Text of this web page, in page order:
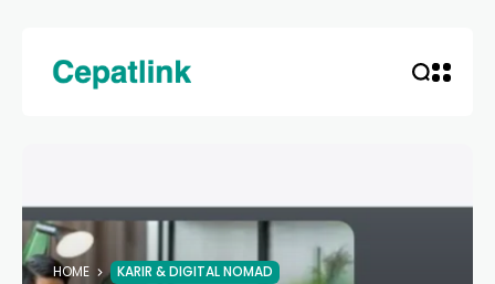
HOME KARIR & DIGITAL NOMAD